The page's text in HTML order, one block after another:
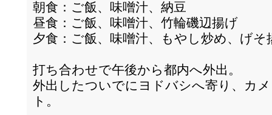
朝食：ご飯、味噌汁、納豆
昼食：ご飯、味噌汁、竹輪磯辺揚げ
夕食：ご飯、味噌汁、もやし炒め、げそ
打ち合わせで午後から都内へ外出。
外出したついでにヨドバシへ寄り、カ
ト。